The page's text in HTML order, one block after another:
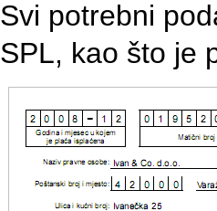
Svi potrebni
SPL, kao što je